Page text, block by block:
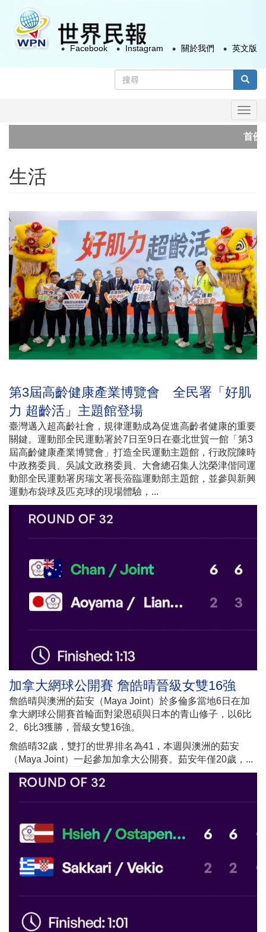
容
搜
尋
Facebook Instagram 關於我們 英文版
首例AI生成病
生活
第3屆高齡健康產業博覽會 全民署「好肌
力 超齡活」主題館登場
臺灣邁入超高齡社會，規律運動成為促進高齡者健康的重要
關鍵。運動部全民運動署於7日至9日在臺北世貿一館「第3
屆高齡健康產業博覽會」打造全民運動主題館，行政院陳時
中政務委員、吳誠文政務委員、大會總召集人沈榮津偕同運
動部全民運動署房瑞文署長蒞臨運動部主題館，並參與新興
運動布袋球及匹克球的現場體驗，...
加拿大網球公開賽 詹皓晴晉級女雙16強
詹皓晴與澳洲的茹安（Maya Joint）於多倫多當地6日在加
拿大網球公開賽首輪面對梁恩碩與日本的青山修子，以6比
2、6比3獲勝，晉級女雙16強。
詹皓晴32歲，雙打的世界排名為41，本週與澳洲的茹安
（Maya Joint）一起參加加拿大公開賽。茹安年僅20歲，...